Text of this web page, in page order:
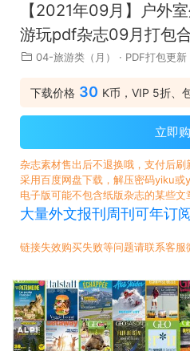
【2021年09月】户外
游玩pdf杂志09月打包
04-旅游类（月） · PDF打包更新
下载价格 30 K币，VIP 5折、
立即
杂志素材售出后不退换哦，支付后刷
采用百度网盘下载，解压密码yiku
电子版可能不包含纸版杂志的某些
大量外文报刊周刊可年订
链接失效购买失败等问题请联系客